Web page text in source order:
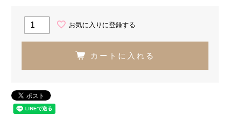
お気に入りに登録する
カートに入れる